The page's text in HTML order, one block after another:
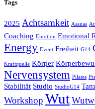
Tags
2025 Achtsamkeit Asanas
Coaching Emotion Emotional
Energy Event Freiheit G14
Kraftquelle Körper
Nervensystem Pilates
Stabilität Studio StudioG14
Workshop Wut